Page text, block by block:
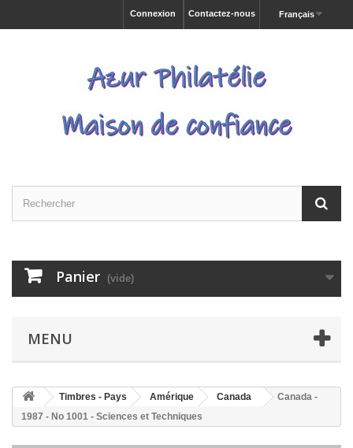
Français
Contactez-nous
Connexion
Panier (vide)
MENU
Timbres - Pays Amérique Canada
Canada -
1987 - No 1001 - Sciences et Techniques